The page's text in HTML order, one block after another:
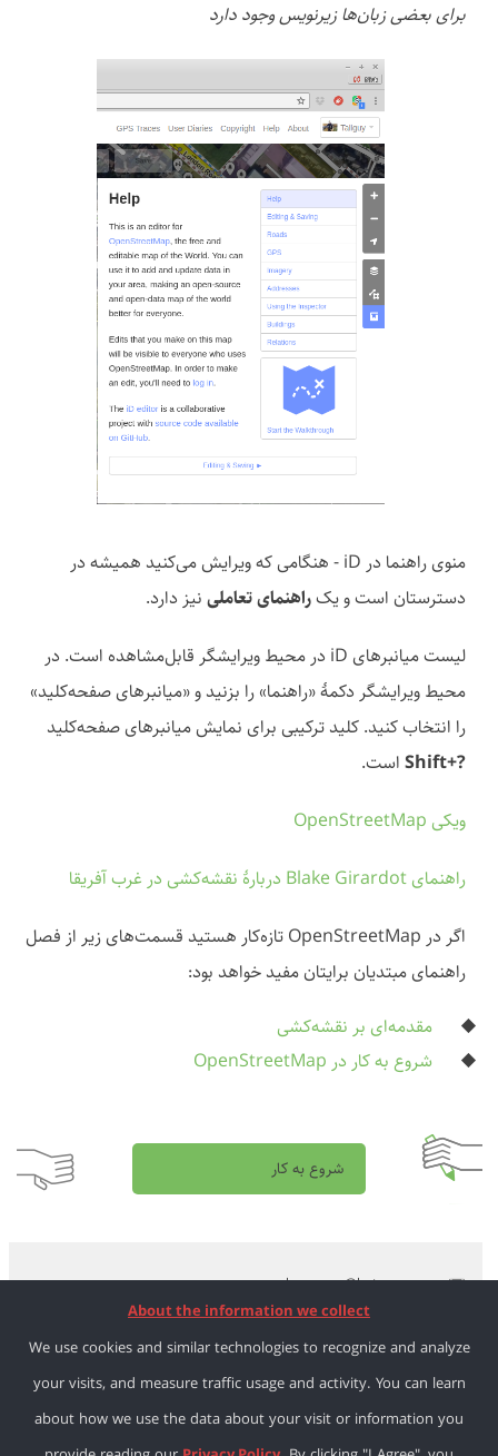
برای بعضی زبان‌ها زیرنویس وجود دارد
منوی راهنما در iD - هنگامی که ویرایش می‌کنید همیشه در
دسترستان است و یکراهنمای تعاملی نیز دارد.
لیست میانبرهای iD در محیط ویرایشگر قابل‌مشاهده است. در
محیط ویرایشگر دکمهٔ «راهنما» را بزنید و «میانبرهای صفحه‌کلید»
را انتخاب کنید. کلید ترکیبی برای نمایش میانبرهای صفحه‌کلید
Shift+?‎ است.
ویکی OpenStreetMap
راهنمای Blake Girardot دربارهٔ نقشه‌کشی در غرب آفریقا
اگر در OpenStreetMap تازه‌کار هستید قسمت‌های زیر از فصل
راهنمای مبتدیان برایتان مفید خواهد بود:
مقدمه‌ای بر نقشه‌کشی
شروع به کار در OpenStreetMap
شروع به کار
learnosm@hotosm.org
OfficialHOT OSMlearning materials
About the information we collect
We use cookies and similar technologies to recognize and analyze
your visits, and measure traffic usage and activity. You can learn
about how we use the data about your visit or information you